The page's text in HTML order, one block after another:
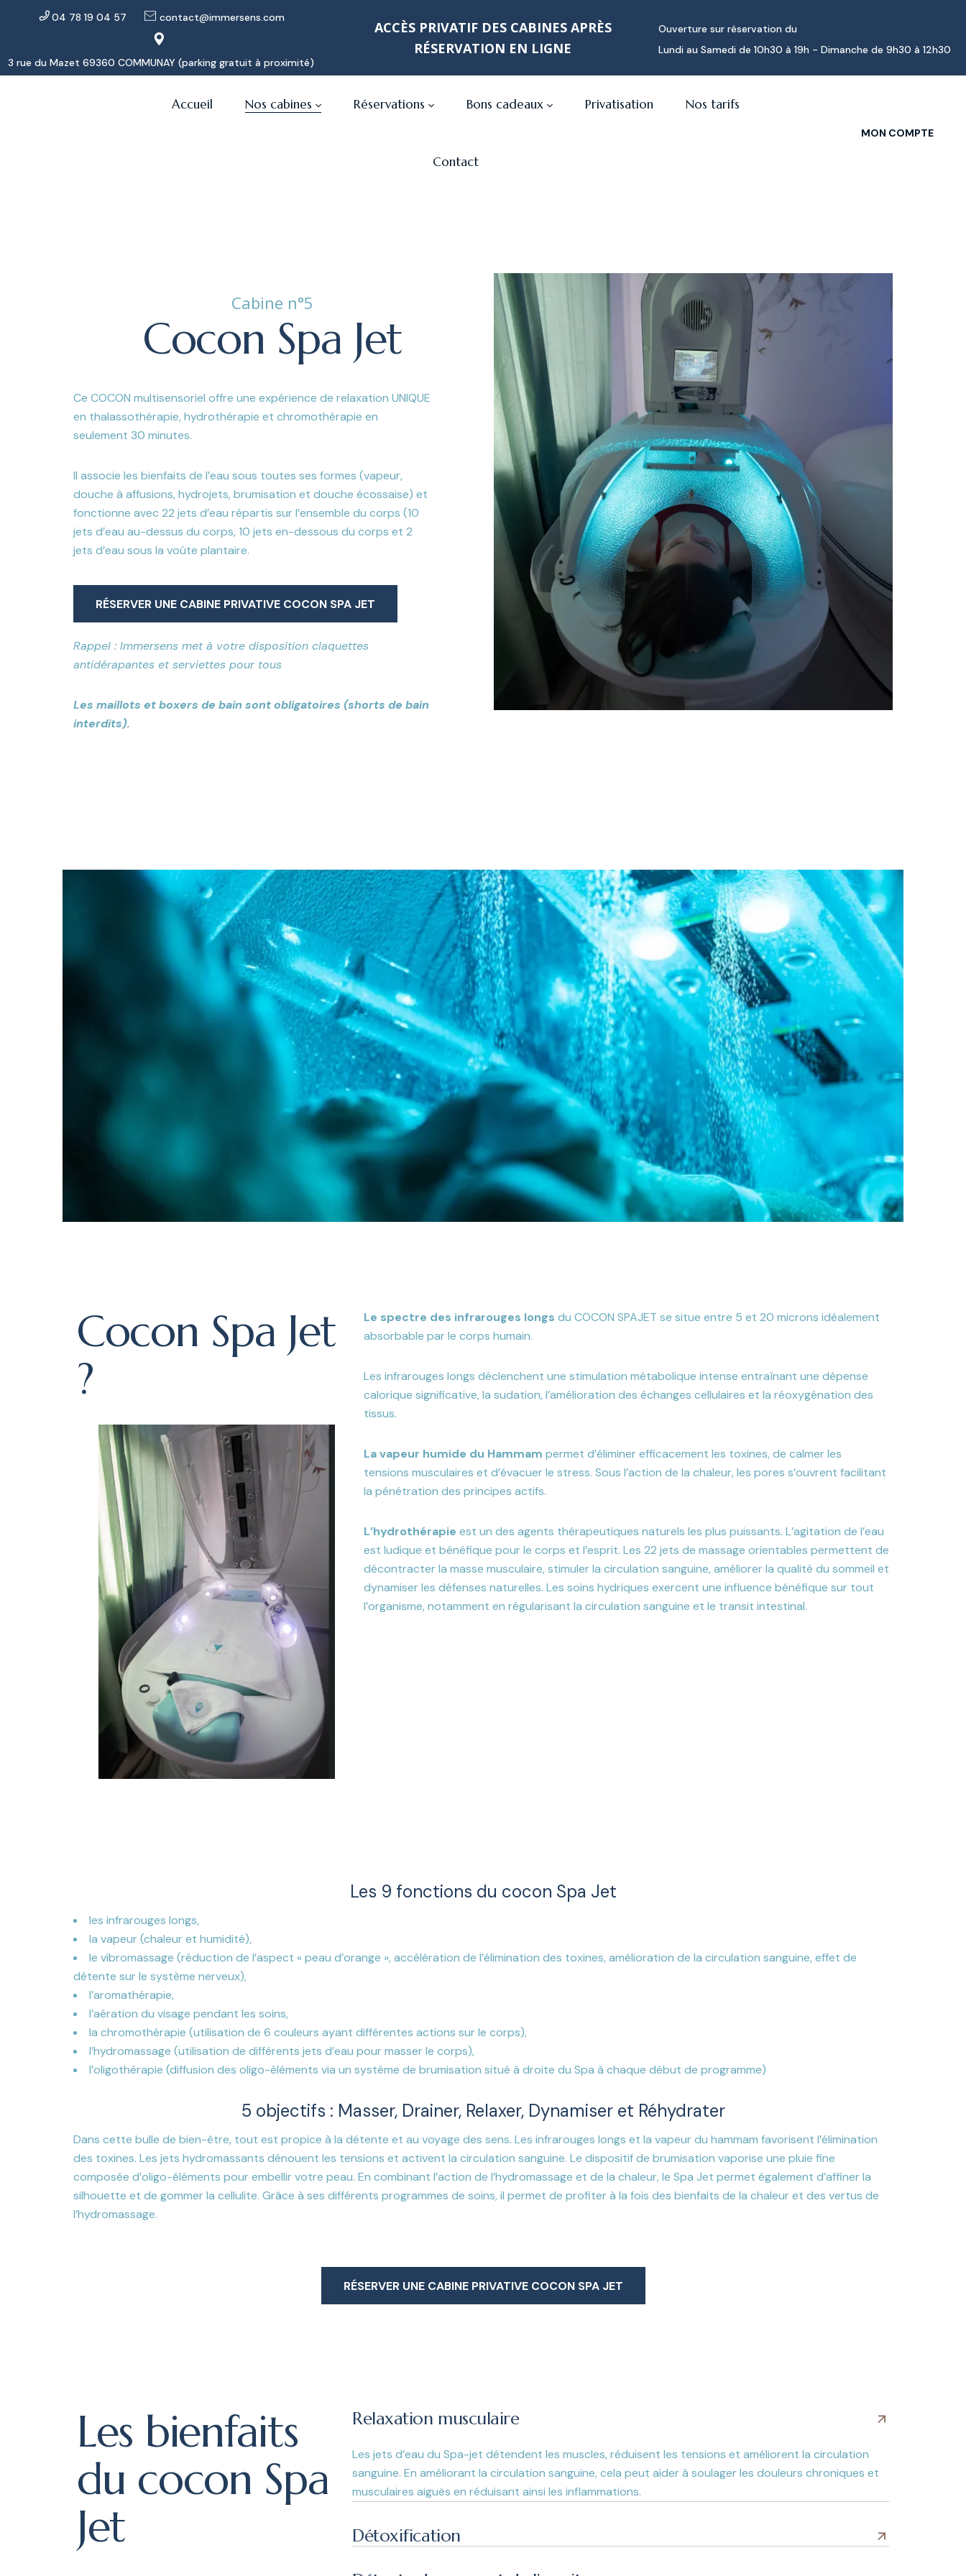
04 78 19 04 57 contact@immersens.com
3 rue du Mazet 69360 COMMUNAY (parking gratuit à proximité)
ACCÈS PRIVATIF DES CABINES APRÈS
RÉSERVATION EN LIGNE
Ouverture sur réservation du
Lundi au Samedi de 10h30 à 19h - Dimanche de 9h30 à 12h30
Accueil Nos cabines Réservations Bons cadeaux Privatisation Nos tarifs
Contact
MON COMPTE
Cabine n°5
Cocon Spa Jet
Ce COCON multisensoriel offre une expérience de relaxation UNIQUE
en thalassothérapie, hydrothérapie et chromothérapie en
seulement 30 minutes.
Il associe les bienfaits de l’eau sous toutes ses formes (vapeur,
douche à affusions, hydrojets, brumisation et douche écossaise) et
fonctionne avec 22 jets d’eau répartis sur l’ensemble du corps (10
jets d’eau au-dessus du corps, 10 jets en-dessous du corps et 2
jets d’eau sous la voûte plantaire.
RÉSERVER UNE CABINE PRIVATIVE COCON SPA JET
RÉSERVER UNE CABINE PRIVATIVE COCON SPA JET
Rappel : Immersens met à votre disposition claquettes
antidérapantes et serviettes pour tous
Les maillots et boxers de bain sont obligatoires (shorts de bain
interdits).
Cocon Spa Jet
?
Le spectre des infrarouges longs du COCON SPAJET se situe entre 5 et 20 microns idéalement
absorbable par le corps humain.
Les infrarouges longs déclenchent une stimulation métabolique intense entraînant une dépense
calorique significative, la sudation, l’amélioration des échanges cellulaires et la réoxygénation des
tissus.
La vapeur humide du Hammam permet d’éliminer efficacement les toxines, de calmer les
tensions musculaires et d’évacuer le stress. Sous l’action de la chaleur, les pores s’ouvrent facilitant
la pénétration des principes actifs.
L’hydrothérapie est un des agents thérapeutiques naturels les plus puissants. L’agitation de l’eau
est ludique et bénéfique pour le corps et l’esprit. Les 22 jets de massage orientables permettent de
décontracter la masse musculaire, stimuler la circulation sanguine, améliorer la qualité du sommeil et
dynamiser les défenses naturelles. Les soins hydriques exercent une influence bénéfique sur tout
l’organisme, notamment en régularisant la circulation sanguine et le transit intestinal.
Les 9 fonctions du cocon Spa Jet
les infrarouges longs,
la vapeur (chaleur et humidité),
le vibromassage (réduction de l’aspect « peau d’orange », accélération de l’élimination des toxines, amélioration de la circulation sanguine, effet de
détente sur le système nerveux),
l’aromathérapie,
l’aération du visage pendant les soins,
la chromothérapie (utilisation de 6 couleurs ayant différentes actions sur le corps),
l’hydromassage (utilisation de différents jets d’eau pour masser le corps),
l’oligothérapie (diffusion des oligo-éléments via un système de brumisation situé à droite du Spa à chaque début de programme)
5 objectifs : Masser, Drainer, Relaxer, Dynamiser et Réhydrater
Dans cette bulle de bien-être, tout est propice à la détente et au voyage des sens. Les infrarouges longs et la vapeur du hammam favorisent l’élimination
des toxines. Les jets hydromassants dénouent les tensions et activent la circulation sanguine. Le dispositif de brumisation vaporise une pluie fine
composée d’oligo-éléments pour embellir votre peau. En combinant l’action de l’hydromassage et de la chaleur, le Spa Jet permet également d’affiner la
silhouette et de gommer la cellulite. Grâce à ses différents programmes de soins, il permet de profiter à la fois des bienfaits de la chaleur et des vertus de
l’hydromassage.
RÉSERVER UNE CABINE PRIVATIVE COCON SPA JET
RÉSERVER UNE CABINE PRIVATIVE COCON SPA JET
Les bienfaits
du cocon Spa
Jet
Relaxation musculaire
Les jets d’eau du Spa-jet détendent les muscles, réduisent les tensions et améliorent la circulation
sanguine. En améliorant la circulation sanguine, cela peut aider à soulager les douleurs chroniques et
musculaires aiguës en réduisant ainsi les inflammations.
Détoxification